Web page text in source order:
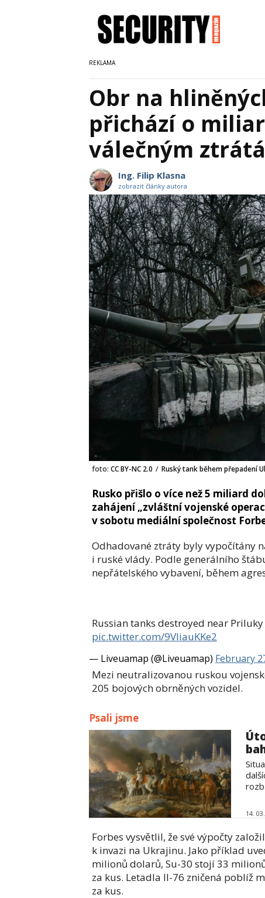
Obr na
přichází o
válečným
Ing. Filip Klasna
zobrazit články autora
foto: CC BY-NC 2.0 / Ruský tank během přepadení
Rusko přišlo o více než 5 miliard
zahájení „zvláštní vojenské
v sobotu mediální společnost
Odhadované ztráty byly vypočítány
i ruské vlády. Podle generálního
nepřátelského vybavení, během
Russian tanks destroyed near Priluky
pic.twitter.com/9VliauKKe2
— Liveuamap (@Liveuamap) February
Mezi neutralizovanou ruskou
205 bojových obrněných vozidel.
Psali jsme
14.
Forbes vysvětlil, že své výpočty
k invazi na Ukrajinu. Jako příklad
milionů dolarů, Su-30 stojí 33
za kus. Letadla Il-76 zničená poblíž
za kus.